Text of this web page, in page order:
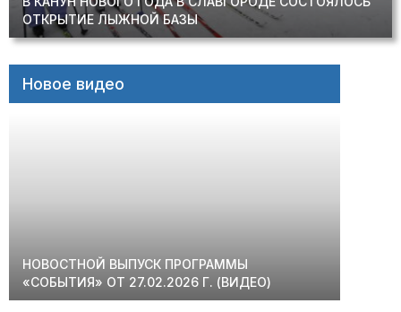
ОТКРЫТИЕ ЛЫЖНОЙ БАЗЫ
Новое видео
НОВОСТНОЙ ВЫПУСК ПРОГРАММЫ
«СОБЫТИЯ» ОТ 27.02.2026 Г. (ВИДЕО)